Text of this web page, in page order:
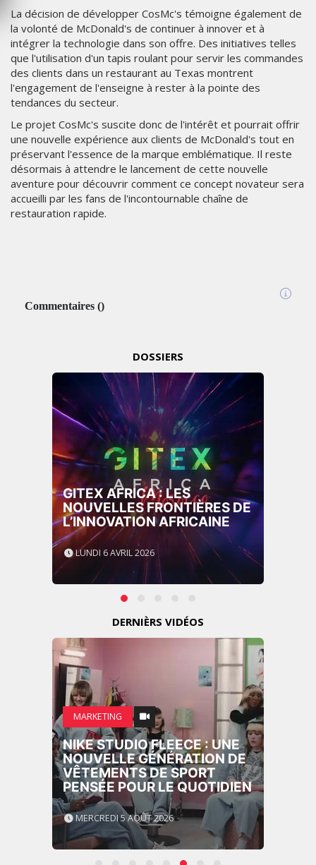
La décision de développer CosMc's témoigne également de
la volonté de McDonald's de continuer à innover et à
intégrer la technologie dans son offre. Des initiatives telles
que l'utilisation d'un tapis roulant pour servir les commandes
des clients dans un restaurant au Texas montrent
l'engagement de l'enseigne à rester à la pointe des
tendances du secteur.
Le projet CosMc's suscite donc de l'intérêt et pourrait offrir
une nouvelle expérience aux clients de McDonald's tout en
préservant l'essence de la marque emblématique. Il reste
désormais à attendre le lancement de cette nouvelle
aventure pour découvrir comment ce concept novateur sera
accueilli par les fans de l'incontournable chaîne de
restauration rapide.
Commentaires ()
DOSSIERS
GITEX AFRICA : LES
NOUVELLES FRONTIÈRES DE
L’INNOVATION AFRICAINE
LUNDI 6 AVRIL 2026
DERNIÈRS VIDÉOS
MARKETING
NIKE STUDIO FLEECE : UNE
NOUVELLE GÉNÉRATION DE
VÊTEMENTS DE SPORT
PENSÉE POUR LE QUOTIDIEN
MERCREDI 5 AOÛT 2026